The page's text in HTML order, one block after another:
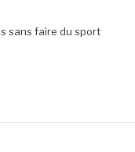
sans faire du sport